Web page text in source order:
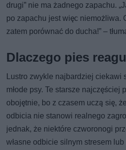
drugi” nie ma żadnego zapachu.
po zapachu jest więc niemożliwa.
zatem porównać do ducha!” –
Dlaczego pies
Lustro zwykle najbardziej ciekawi
młode psy. Te starsze najczęściej
obojętnie, bo z czasem uczą się,
odbicia nie stanowi realnego
jednak, że niektóre czworonogi
własne odbicie silnym stresem